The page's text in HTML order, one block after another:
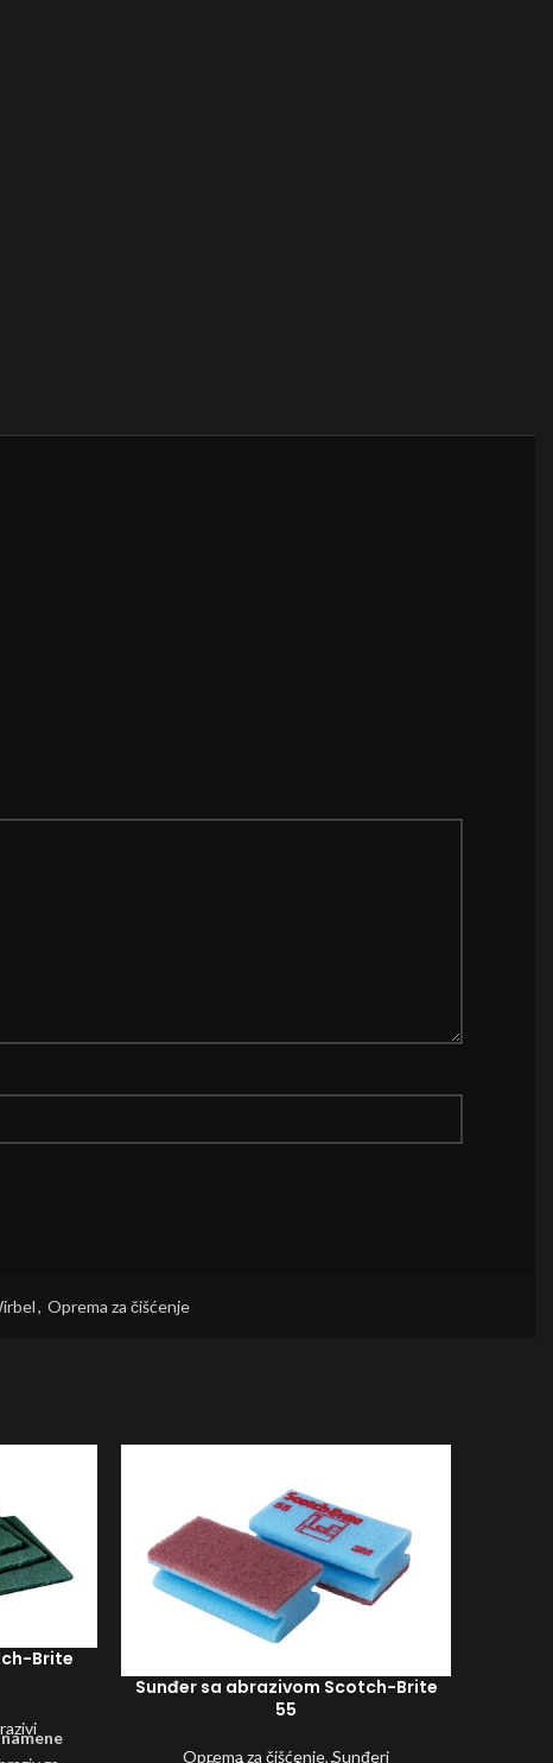
, Oprema za čišćenje
Brite
Sunđer sa abrazivom Scotch-Brite
55
Oprema za čišćenje,Sunđeri